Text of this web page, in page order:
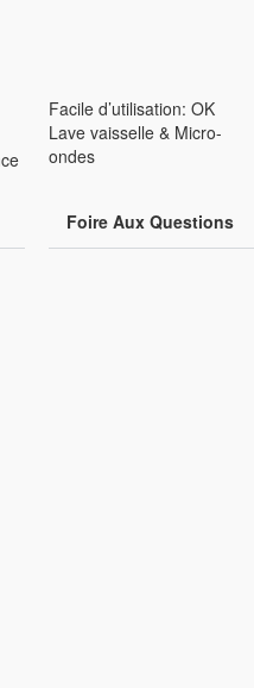
Facile d’utilisation: OK
Lave vaisselle & Micro-
ondes
Foire Aux Questions